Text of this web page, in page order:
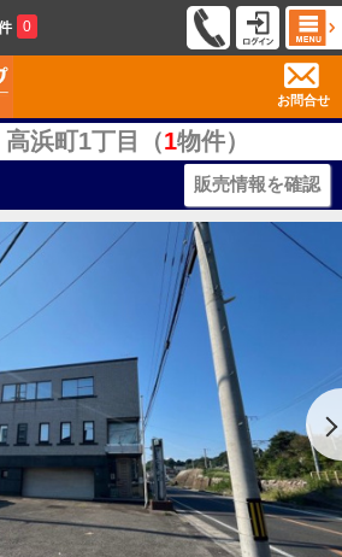
0
お問合せ
浜町1丁目（1物件）
販売情報を確認